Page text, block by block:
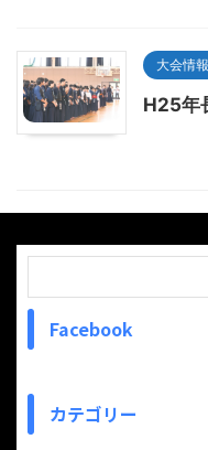
大会情報
H25年
Facebook
カテゴリー